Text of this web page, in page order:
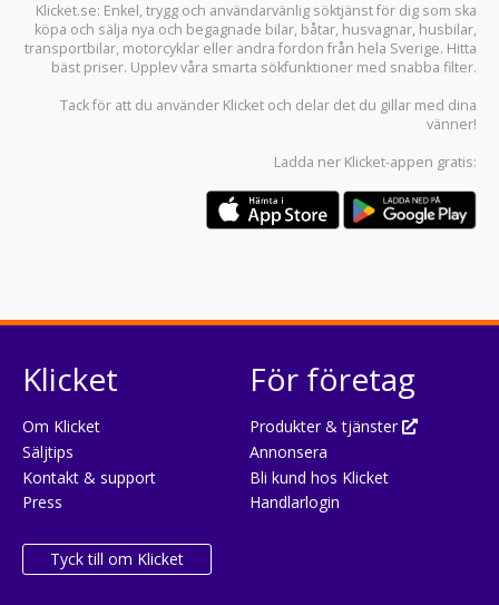
Klicket.se: Enkel, trygg och användarvänlig söktjänst för dig som ska
köpa och sälja nya och begagnade bilar, båtar, husvagnar, husbilar,
transportbilar, motorcyklar eller andra fordon från hela Sverige. Hitta
bäst priser. Upplev våra smarta sökfunktioner med snabba filter.
Tack för att du använder Klicket och delar det du gillar med dina
vänner!
Ladda ner Klicket-appen gratis:
Klicket
Om Klicket
Säljtips
Kontakt & support
Press
Tyck till om Klicket
För företag
Produkter & tjänster
Annonsera
Bli kund hos Klicket
Handlarlogin